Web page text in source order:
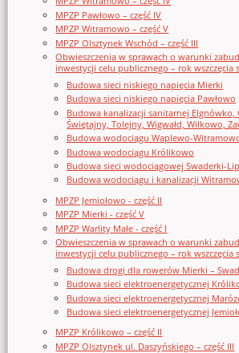
MPZP Pawłowo – część IV
MPZP Witramowo – część V
MPZP Olsztynek Wschód – część III
Obwieszczenia w sprawach o warunki
inwestycji celu publicznego – rok wszczęcia
Budowa sieci niskiego napięcia Mierki
Budowa sieci niskiego napięcia Pawłowo
Budowa kanalizacji sanitarnej Elgnówko,
Świętajny, Tolejny, Wigwałd, Wilkowo,
Budowa wodociągu Waplewo-
Budowa wodociągu Królikowo
Budowa sieci wodociągowej Swaderki-
Budowa wodociągu i kanalizacji
MPZP Jemiołowo - część II
MPZP Mierki - część V
MPZP Warlity Małe - część I
Obwieszczenia w sprawach o warunki
inwestycji celu publicznego – rok wszczęcia
Budowa drogi dla rowerów Mierki –
Budowa sieci elektroenergetycznej
Budowa sieci elektroenergetycznej
Budowa sieci elektroenergetycznej
MPZP Królikowo – część II
MPZP Olsztynek ul. Daszyńskiego – część III